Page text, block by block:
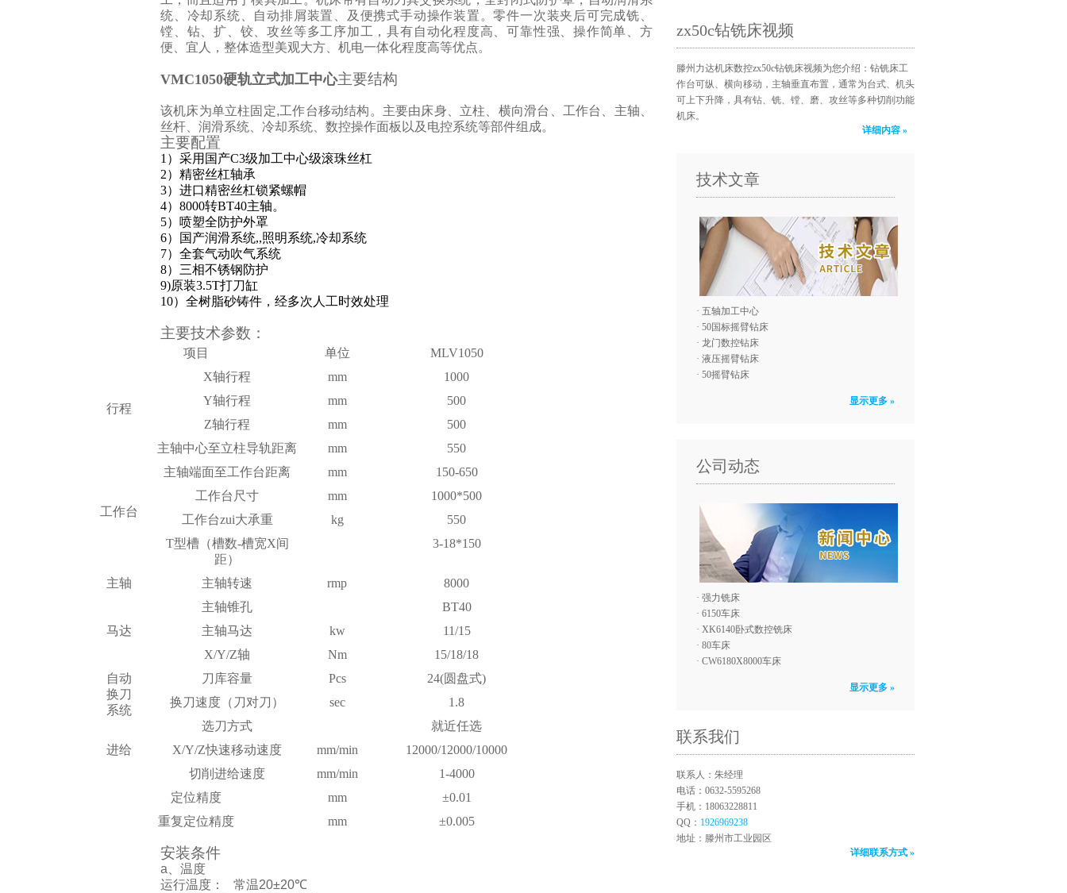
统、冷却系统、自动排屑装置、及便携式手动操作装置。零件一次装夹后可完成铣、
镗、钻、扩、铰、攻丝等多工序加工，具有自动化程度高、可靠性强、操作简单、方
便、宜人，整体造型美观大方、机电一体化程度高等优点。
VMC1050硬轨立式加工中心主要结构
该机床为单立柱固定,工作台移动结构。主要由床身、立柱、横向滑台、工作台、主轴、
丝杆、润滑系统、冷却系统、数控操作面板以及电控系统等部件组成。
主要配置
1）采用国产C3级加工中心级滚珠丝杠
2）精密丝杠轴承
3）进口精密丝杠锁紧螺帽
4）8000转BT40主轴。
5）喷塑全防护外罩
6）国产润滑系统,,照明系统,冷却系统
7）全套气动吹气系统
8）三相不锈钢防护
9)原装3.5T打刀缸
10）全树脂砂铸件，经多次人工时效处理
主要技术参数：
项目 单位 MLV1050
行程
X轴行程 mm
1000
Y轴行程
mm
500
Z轴行程
mm
500
主轴中心至立柱导轨距离
mm
550
主轴端面至工作台距离
mm 150-650
工作台
工作台尺寸 mm
1000*500
工作台zui大承重
kg
550
T型槽（槽数-槽宽X间
距）
3-18*150
主轴 主轴转速 rmp
8000
主轴锥孔
BT40
马达
主轴马达 kw
11/15
X/Y/Z轴
Nm
15/18/18
自动
换刀
系统
刀库容量 Pcs
24(圆盘式)
换刀速度（刀对刀）
sec
1.8
选刀方式
就近任选
进给
X/Y/Z快速移动速度 mm/min
12000/12000/10000
切削进给速度
mm/min
1-4000
定位精度
mm
±0.01
重复定位精度
mm ±0.005
安装条件
a、温度
运行温度： 常温20±20℃
zx50c钻铣床视频
滕州力达机床数控zx50c钻铣床视频为您介绍：钻铣床工
作台可纵、横向移动，主轴垂直布置，通常为台式、机头
可上下升降，具有钻、铣、镗、磨、攻丝等多种切削功能
机床。
详细内容 »
技术文章
· 五轴加工中心
· 50国标摇臂钻床
· 龙门数控钻床
· 液压摇臂钻床
· 50摇臂钻床
显示更多 »
公司动态
· 强力铣床
· 6150车床
· XK6140卧式数控铣床
· 80车床
· CW6180X8000车床
显示更多 »
联系我们
联系人：朱经理
电话：0632-5595268
手机：18063228811
QQ： 1926969238
地址：滕州市工业园区
详细联系方式 »